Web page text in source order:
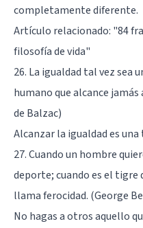
completamente diferente.
Artículo relacionado: "84
filosofía de vida"
26. La igualdad tal vez sea
humano que alcance
de Balzac)
Alcanzar la igualdad es
27. Cuando un hombre
deporte; cuando es el tigre
llama ferocidad. (George
No hagas a otros aquello